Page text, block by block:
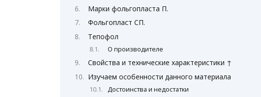
Марки фольгопласта П.
Фольгопласт СП.
Тепофол
О производителе
Свойства и технические характеристики ↑
Изучаем особенности данного материала
Достоинства и недостатки